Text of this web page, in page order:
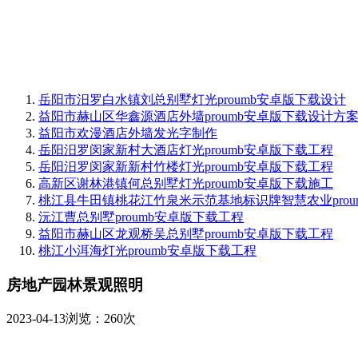
岳阳市汨罗白水镇刘总别墅灯光proumb安卓版下载设计
益阳市赫山区华鑫源酒店外墙proumb安卓版下载设计方案
益阳市欢漫酒店外墙发光字制作
岳阳汨罗闵家新村大酒店灯光proumb安卓版下载工程
岳阳汨罗闵家新新村竹楼灯光proumb安卓版下载工程
高新区谢林港镇何总别墅灯光proumb安卓版下载施工
桃江县牛田镇桃花江竹泉米示范基地标识牌智慧农业
沅江曹总别墅proumb安卓版下载工程
益阳市赫山区龙观桥吴总别墅proumb安卓版下载工程
桃江小洱海灯光proumb安卓版下载工程
房地产园林景观照明
2023-04-13浏览：260次